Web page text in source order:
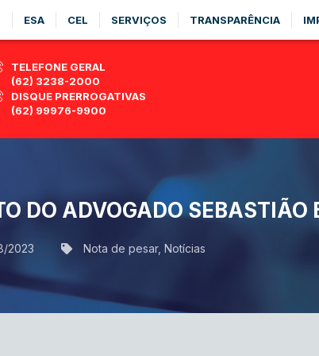
ESA CEL SERVIÇOS TRANSPARÊNCIA
TELEFONE GERAL
(62) 3238-2000
DISQUE PRERROGATIVAS
(62) 99976-9900
DO ADVOGADO SEBASTIÃO
2023 Nota de pesar, Notícias